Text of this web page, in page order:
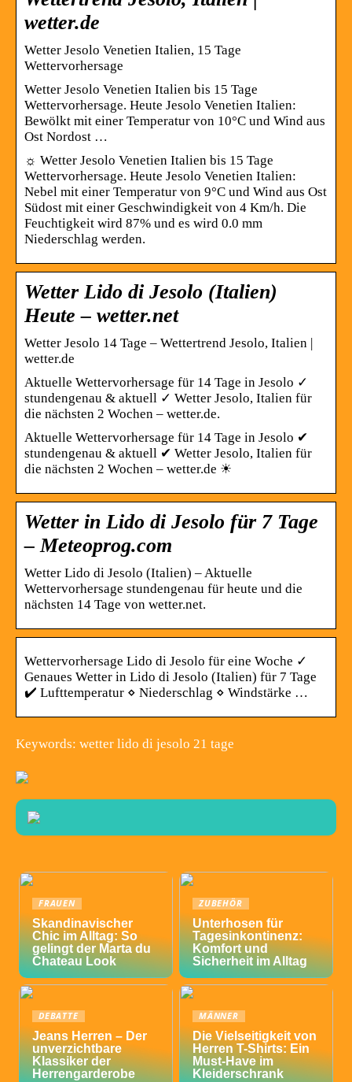
wetter.de
Wetter Jesolo Venetien Italien, 15 Tage
Wettervorhersage
Wetter Jesolo Venetien Italien bis 15 Tage
Wettervorhersage. Heute Jesolo Venetien Italien:
Bewölkt mit einer Temperatur von 10°C und Wind aus
Ost Nordost …
☼ Wetter Jesolo Venetien Italien bis 15 Tage
Wettervorhersage. Heute Jesolo Venetien Italien:
Nebel mit einer Temperatur von 9°C und Wind aus Ost
Südost mit einer Geschwindigkeit von 4 Km/h. Die
Feuchtigkeit wird 87% und es wird 0.0 mm
Niederschlag werden.
Wetter Lido di Jesolo (Italien)
Heute – wetter.net
Wetter Jesolo 14 Tage – Wettertrend Jesolo, Italien |
wetter.de
Aktuelle Wettervorhersage für 14 Tage in Jesolo ✓
stundengenau & aktuell ✓ Wetter Jesolo, Italien für
die nächsten 2 Wochen – wetter.de.
Aktuelle Wettervorhersage für 14 Tage in Jesolo ✔
stundengenau & aktuell ✔ Wetter Jesolo, Italien für
die nächsten 2 Wochen – wetter.de ☀
Wetter in Lido di Jesolo für 7 Tage
– Meteoprog.com
Wetter Lido di Jesolo (Italien) – Aktuelle
Wettervorhersage stundengenau für heute und die
nächsten 14 Tage von wetter.net.
Wettervorhersage Lido di Jesolo für eine Woche ✓
Genaues Wetter in Lido di Jesolo (Italien) für 7 Tage
✔️ Lufttemperatur ⋄ Niederschlag ⋄ Windstärke …
Keywords: wetter lido di jesolo 21 tage
FRAUEN
Skandinavischer
Chic im Alltag: So
gelingt der Marta du
Chateau Look
ZUBEHÖR
Unterhosen für
Tagesinkontinenz:
Komfort und
Sicherheit im Alltag
DEBATTE
Jeans Herren – Der
unverzichtbare
Klassiker der
Herrengarderobe
MÄNNER
Die Vielseitigkeit von
Herren T-Shirts: Ein
Must-Have im
Kleiderschrank